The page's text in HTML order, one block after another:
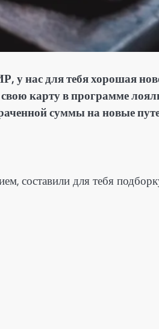
нас для тебя хорошая
карту в программе
суммы на новые
составили для тебя